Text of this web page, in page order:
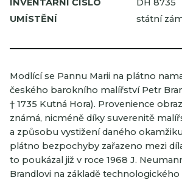
INVENTÁRNÍ ČÍSLO
DH 8735
UMÍSTĚNÍ
státní
Modlící se Pannu Marii na plátno
českého barokního malířství Petr
† 1735 Kutná Hora). Provenience
známá, nicméně díky suverenitě
a způsobu vystižení daného
plátno bezpochyby zařazeno mezi
to poukázal již v roce 1968 J.
Brandlovi na základě